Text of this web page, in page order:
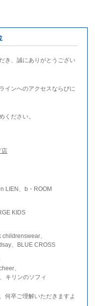
き、誠にありがとうござい
インへのアクセスならびに
ください。
店
LIEN、b・ROOM
KIDS
、
、BLUE CROSS
、
キリンのソフィ
何卒ご理解いただきますよ